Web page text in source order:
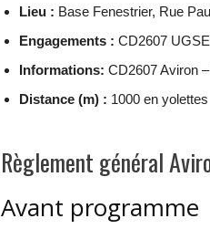
Lieu : Base Fenestrier, Rue
Engagements : CD2607
Informations: CD2607 Aviron
Distance (m) : 1000 en yolettes
Règlement général
Avant programme